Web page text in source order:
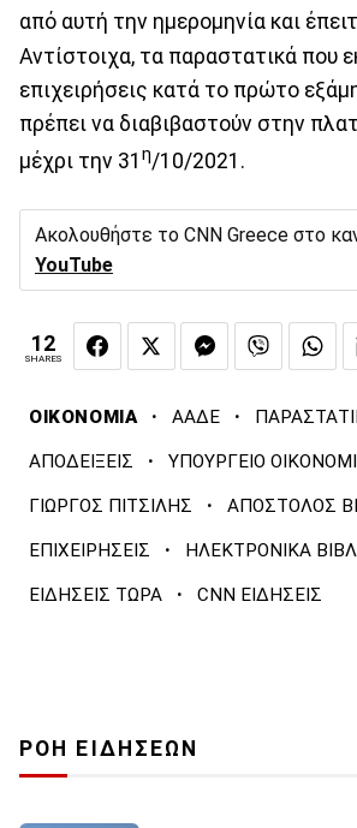
από αυτή την ημερομηνία και
Αντίστοιχα, τα παραστατικά που
επιχειρήσεις κατά το πρώτο
πρέπει να διαβιβαστούν στην
μέχρι την 31 η/10/2021.
Ακολουθήστε το CNN Greece στο
YouTube
12
SHARES
ΟΙΚΟΝΟΜΙΑ · ΑΑΔΕ ·
ΑΠΟΔΕΙΞΕΙΣ · ΥΠΟΥΡΓΕΙΟ
ΓΙΩΡΓΟΣ ΠΙΤΣΙΛΗΣ · ΑΠΟΣΤΟΛΟΣ
ΕΠΙΧΕΙΡΗΣΕΙΣ · ΗΛΕΚΤΡΟΝΙΚΑ
ΕΙΔΗΣΕΙΣ ΤΩΡΑ · CNN ΕΙΔΗΣΕΙΣ
ΡΟΗ ΕΙΔΗΣΕΩΝ